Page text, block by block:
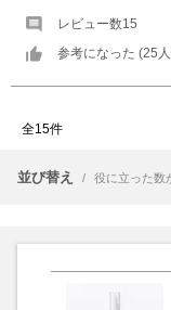
レビュー数15
参考になった (25
全15件
並び替え / 役に立った数